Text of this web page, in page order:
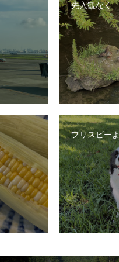
先入観なく
フリスビー